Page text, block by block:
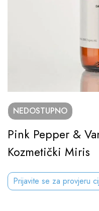
NEDOSTUPNO
Pink Pepper &
Kozmetički Miris
Prijavite se za provjeru